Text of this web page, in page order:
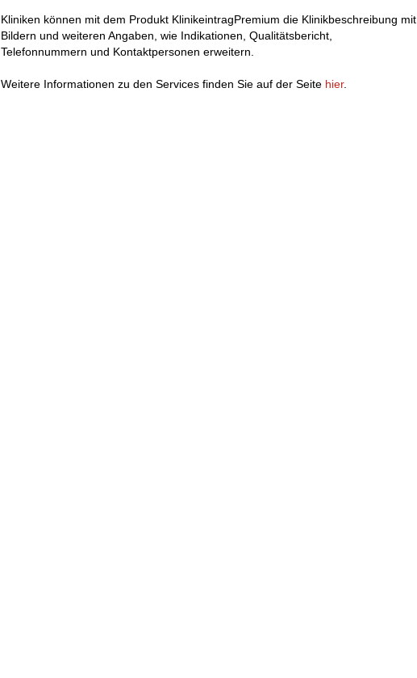
Kliniken können mit dem Produkt KlinikeintragPremium die Klinikbeschreibung mit
Bildern und weiteren Angaben, wie Indikationen, Qualitätsbericht,
Telefonnummern und Kontaktpersonen erweitern.
Weitere Informationen zu den Services finden Sie auf der Seite hier.